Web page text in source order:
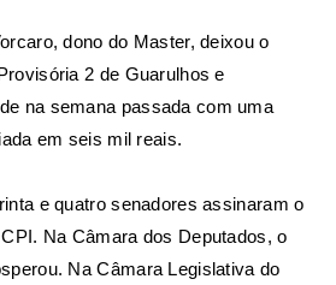
dono do Master, deixou o
2 de Guarulhos e
na semana passada com uma
em seis mil reais.
e quatro senadores assinaram o
Na Câmara dos Deputados, o
Na Câmara Legislativa do